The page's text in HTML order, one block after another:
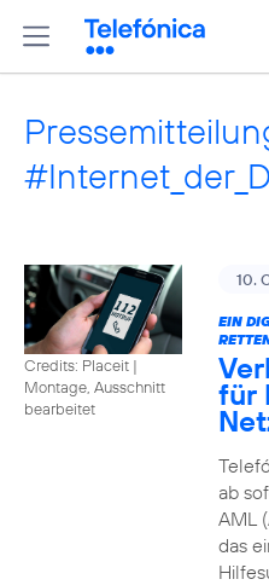
Credits: Placeit |
Montage, Ausschnitt
bearbeitet
10.
EIN
für
ab
AML
das